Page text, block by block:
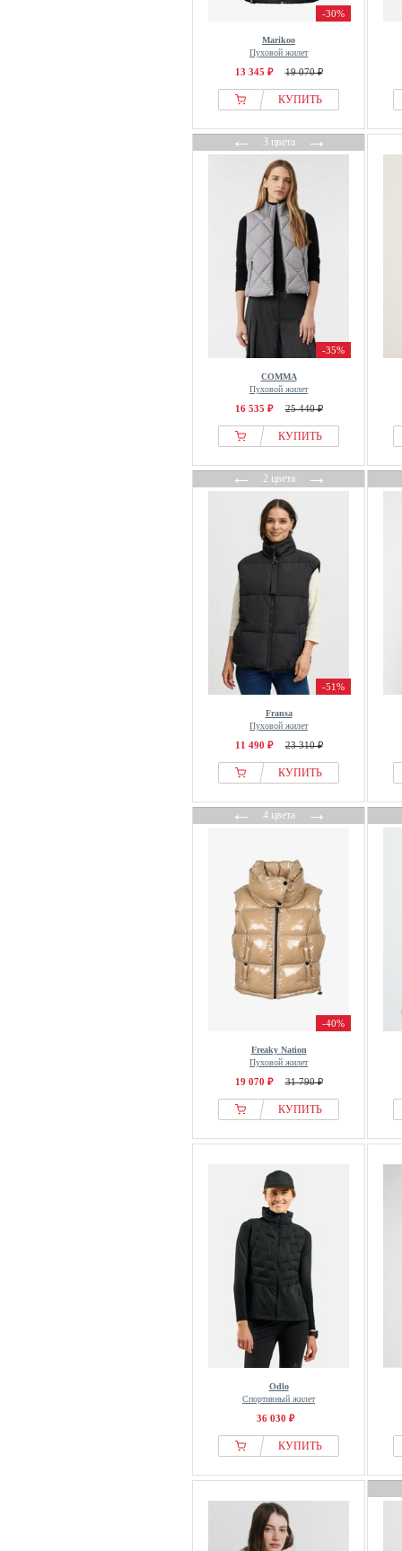
-30%
Marikoo
Пуховой жилет
13 345 ₽ 19 070 ₽
КУПИТЬ
←3 цвета→
-35%
COMMA
Пуховой жилет
16 535 ₽ 25 440 ₽
КУПИТЬ
←2 цвета→
-51%
Fransa
Пуховой жилет
11 490 ₽ 23 310 ₽
КУПИТЬ
←4 цвета→
-40%
Freaky Nation
Пуховой жилет
19 070 ₽ 31 790 ₽
КУПИТЬ
Odlo
Спортивный жилет
36 030 ₽
КУПИТЬ